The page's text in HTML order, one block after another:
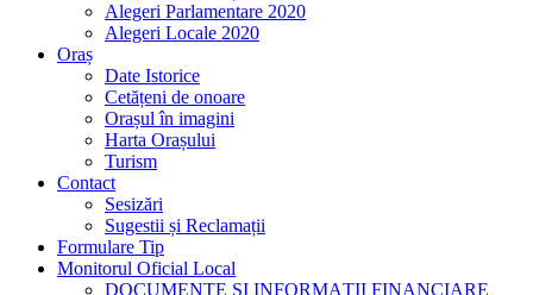
Alegeri Parlamentare 2020
Alegeri Locale 2020
Oraș
Date Istorice
Cetățeni de onoare
Orașul în imagini
Harta Orașului
Turism
Contact
Sesizări
Sugestii și Reclamații
Formulare Tip
Monitorul Oficial Local
DOCUMENTE ŞI INFORMAŢII FINANCIARE